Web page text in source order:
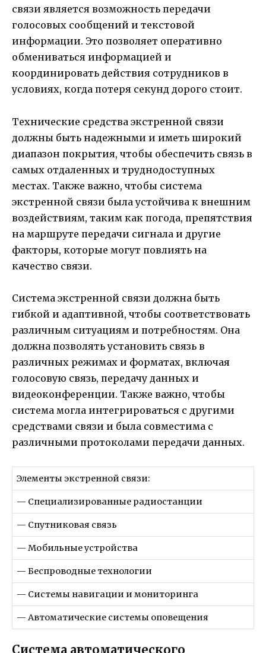
связи является возможность передачи
голосовых сообщений и текстовой
информации. Это позволяет оперативно
обмениваться информацией и
координировать действия сотрудников в
условиях, когда потеря секунд дорого стоит.
Технические средства экстренной связи
должны быть надежными и иметь широкий
диапазон покрытия, чтобы обеспечить связь в
самых отдаленных и труднодоступных
местах. Также важно, чтобы система
экстренной связи была устойчива к внешним
воздействиям, таким как погода, препятствия
на маршруте передачи сигнала и другие
факторы, которые могут повлиять на
качество связи.
Система экстренной связи должна быть
гибкой и адаптивной, чтобы соответствовать
различным ситуациям и потребностям. Она
должна позволять установить связь в
различных режимах и форматах, включая
голосовую связь, передачу данных и
видеоконференции. Также важно, чтобы
система могла интегрироваться с другими
средствами связи и была совместима с
различными протоколами передачи данных.
Элементы экстренной связи:
— Специализированные радиостанции
— Спутниковая связь
— Мобильные устройства
— Беспроводные технологии
— Системы навигации и мониторинга
— Автоматические системы оповещения
Система автоматического